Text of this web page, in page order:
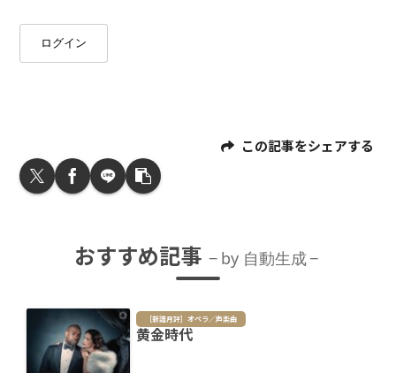
ログイン
この記事をシェアする
おすすめ記事 by 自動生成
［新譜月評］オペラ／声楽曲
黄金時代